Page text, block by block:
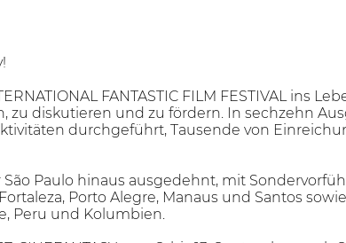
FANTASTIC FILM FESTIVAL ins
zu diskutieren und zu fördern. In sechzehn
durchgeführt, Tausende von
Paulo hinaus ausgedehnt, mit
Porto Alegre, Manaus und Santos
Peru und Kolumbien.